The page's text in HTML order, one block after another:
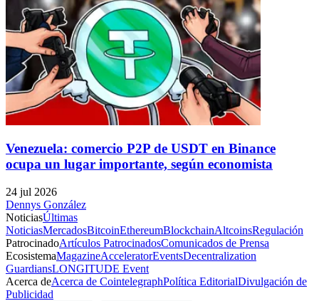
Venezuela: comercio P2P de USDT en Binance
ocupa un lugar importante, según economista
24 jul 2026
Dennys González
NoticiasÚltimas
NoticiasMercadosBitcoinEthereumBlockchainAltcoinsRegulación
PatrocinadoArtículos PatrocinadosComunicados de Prensa
EcosistemaMagazineAcceleratorEventsDecentralization
GuardiansLONGITUDE Event
Acerca deAcerca de CointelegraphPolítica EditorialDivulgación de
Publicidad